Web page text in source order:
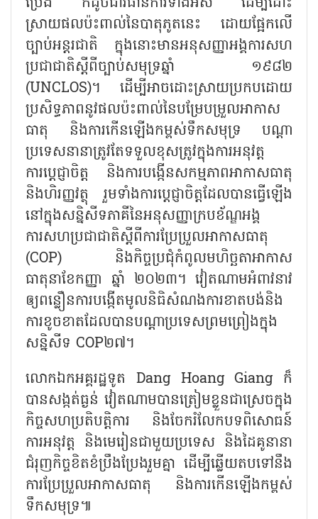
ស្រាយផលប៉ះពាល់នៃបាតុភូតនេះ ដោយផ្អែកលើ
ច្បាប់អន្តរជាតិ ក្នុងនោះមានអនុសញ្ញាអង្គការសហ
ប្រជាជាតិស្តីពីច្បាប់សមុទ្រឆ្នាំ ១៩៨២
(UNCLOS)។ ដើម្បីអាចដោះស្រាយប្រកបដោយ
ប្រសិទ្ធភាពនូវផលប៉ះពាល់នៃបម្រែបម្រួលអាកាស
ធាតុ និងការកើនឡើងកម្ពស់ទឹកសមុទ្រ បណ្តា
ប្រទេសនានាត្រូវតែទទួលខុសត្រូវក្នុងការអនុវត្ត
ការប្តេជ្ញាចិត្ត និងការបង្កើនសកម្មភាពអាកាសធាតុ
និងហិរញ្ញវត្ថុ រួមទាំងការប្តេជ្ញាចិត្តដែលបានធ្វើឡើង
នៅក្នុងសន្និសីទភាគីនៃអនុសញ្ញាក្របខ័ណ្ឌអង្គ
ការសហប្រជាជាតិស្តីពីការប្រែប្រួលអាកាសធាតុ
(COP) និងកិច្ចប្រជុំកំពូលមហិច្ឆតាអាកាស
ធាតុនាខែកញ្ញា ឆ្នាំ ២០២៣។ វៀតណាមអំពាវនាវ
ឲ្យពន្លឿនការបង្កើតមូលនិធិសំណងការខាតបង់និង
ការខូចខាតដែលបានបណ្តាប្រទេសព្រមព្រៀងក្នុង
សន្និសីទ COP២៧។
លោកឯកអគ្គរដ្ឋទូត Dang Hoang Giang ក៏
បានសង្កត់ធ្ងន់ វៀតណាមបានត្រៀមខ្លួនជាស្រេចក្នុង
កិច្ចសហប្រតិបត្តិការ និងចែករំលែកបទពិសោធន៍
ការអនុវត្ត និងមេរៀនជាមួយប្រទេស និងដៃគូនានា
ជំរុញកិច្ចខិតខំប្រឹងប្រែងរួមគ្នា ដើម្បីឆ្លើយតបទៅនឹង
ការប្រែប្រួលអាកាសធាតុ និងការកើនឡើងកម្ពស់
ទឹកសមុទ្រ៕